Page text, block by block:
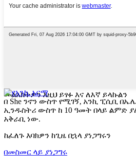
መልእክትዎን እዚህ ይፃፉ እና ለእኛ ይላኩልን
በ She ንኖን ውስጥ የሚገኝ, አንኪ ፒሲቢ
ኢንዱስትሪ ውስጥ ከ 10 ዓመት በላይ ልምድ
አቅራቢ ነው.
ከፈለጉ እባክዎን ከጊዜ በኋላ ያነጋግሩን
በመስመር ላይ ያነጋግሩ